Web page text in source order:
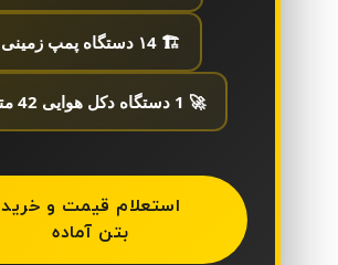
🏗️ ۱4 دستگاه پمپ زمینی
🚀 1 دستگاه دکل هوایی 42 متری
استعلام قیمت و خرید
بتن آماده